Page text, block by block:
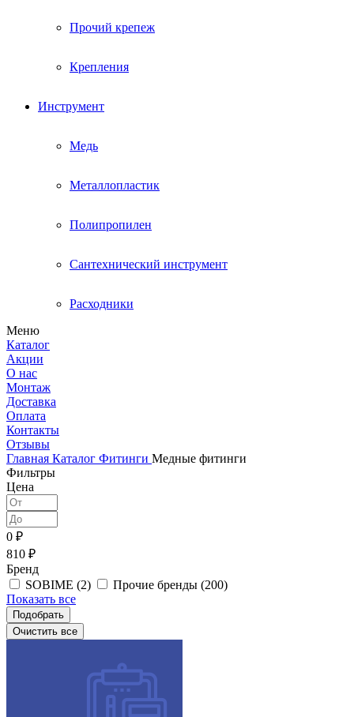
Прочий крепеж
Крепления
Инструмент
Медь
Металлопластик
Полипропилен
Сантехнический инструмент
Расходники
Меню
Каталог
Акции
О нас
Монтаж
Доставка
Оплата
Контакты
Отзывы
Главная Каталог Фитинги Медные фитинги
Фильтры
Цена
0 ₽
810 ₽
Бренд
SOBIME (2) Прочие бренды (200)
Показать все